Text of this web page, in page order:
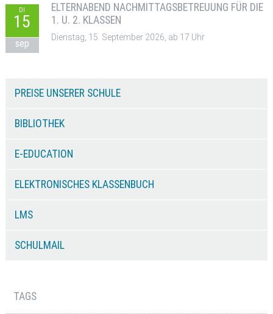
DI
15
sep
ELTERNABEND NACHMITTAGSBETREUUNG FÜR DIE
1. U. 2. KLASSEN
Dienstag, 15. September 2026, ab 17 Uhr
PREISE UNSERER SCHULE
BIBLIOTHEK
E-EDUCATION
ELEKTRONISCHES KLASSENBUCH
LMS
SCHULMAIL
TAGS